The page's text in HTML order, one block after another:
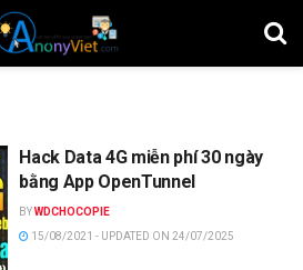
Hack Data 4G miễn phí 30 ngày
bằng App OpenTunnel
BYWDCHOCOPIE
15/08/2021 - UPDATED ON 24/07/2025